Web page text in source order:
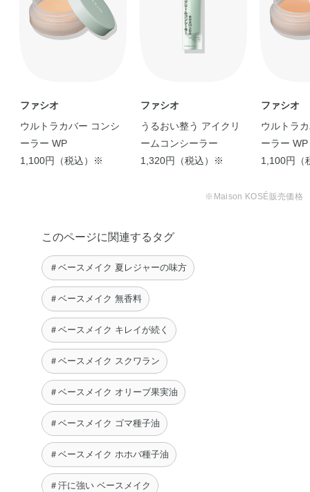
ファシオ
ウルトラカバー コンシ
ーラー WP
1,100円（税込）※
ファシオ
うるおい整う アイクリ
ームコンシーラー
1,320円（税込）※
ファシオ
ウルトラ
ーラー WP
1,100円（
※Maison KOSÉ販売価格
このページに関連するタグ
＃ベースメイク 夏レジャーの味方
＃ベースメイク 無香料
＃ベースメイク キレイが続く
＃ベースメイク スクワラン
＃ベースメイク オリーブ果実油
＃ベースメイク ゴマ種子油
＃ベースメイク ホホバ種子油
＃汗に強い ベースメイク